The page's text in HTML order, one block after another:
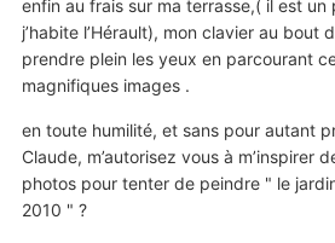
enfin au frais sur ma terrasse,( il est
j’habite l’Hérault), mon clavier au bout
prendre plein les yeux en parcourant
magnifiques images .
en toute humilité, et sans pour autant
Claude, m’autorisez vous à m’inspirer
photos pour tenter de peindre " le
2010 " ?